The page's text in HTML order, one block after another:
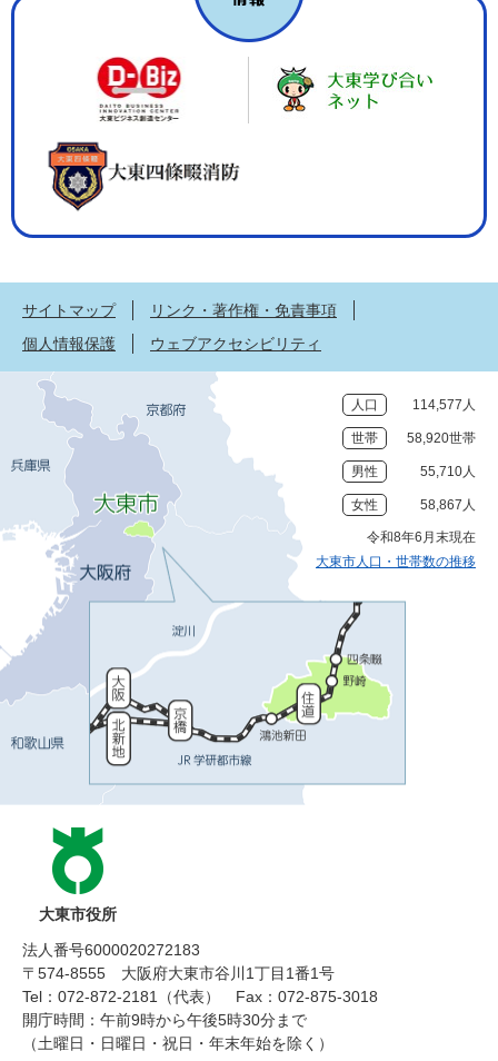
サイトマップ
リンク・著作権・免責事項
個人情報保護
ウェブアクセシビリティ
人口 114,577人
世帯 58,920世帯
男性 55,710人
女性 58,867人
令和8年6月末現在
大東市人口・世帯数の推移
大東市役所
法人番号6000020272183
〒574-8555 大阪府大東市谷川1丁目1番1号
Tel：072-872-2181（代表）
Fax：072-875-3018
開庁時間：午前9時から午後5時30分まで
（土曜日・日曜日・祝日・年末年始を除く）